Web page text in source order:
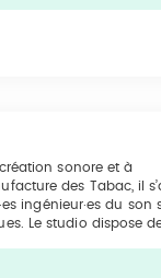
sonore et à
des Tabac, il
ingénieur·es du
Le studio dispose